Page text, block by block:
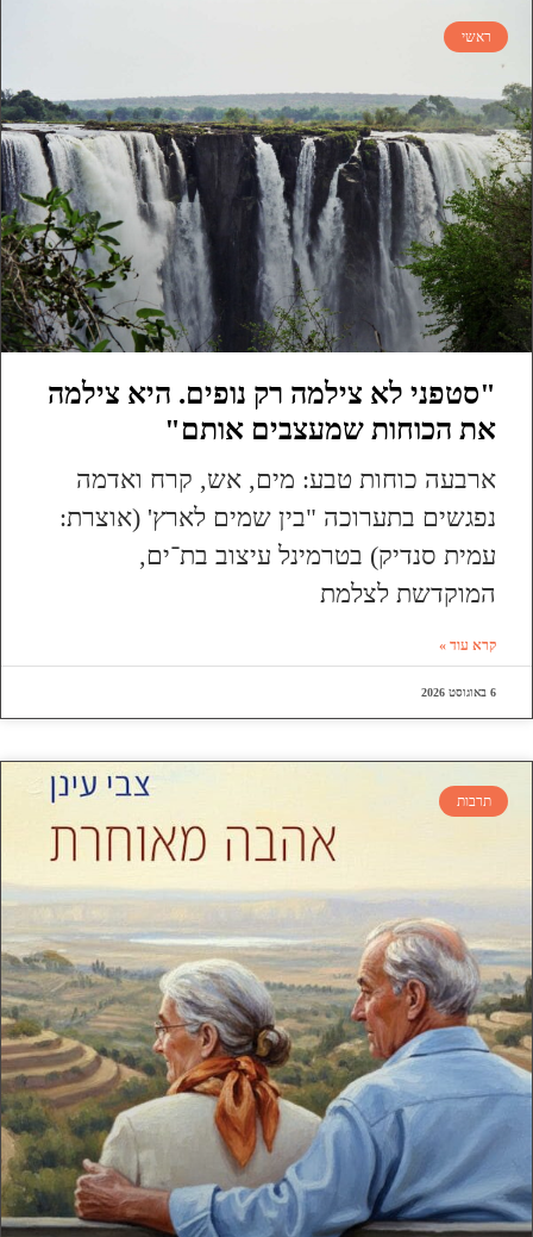
ראשי
"סטפני לא צילמה רק נופים. היא צילמה
את הכוחות שמעצבים אותם"
ארבעה כוחות טבע: מים, אש, קרח ואדמה
נפגשים בתערוכה "בין שמים לארץ' (אוצרת:
עמית סנדיק) בטרמינל עיצוב בת־ים,
המוקדשת לצלמת
קרא עוד »
6 באוגוסט 2026
תרבות